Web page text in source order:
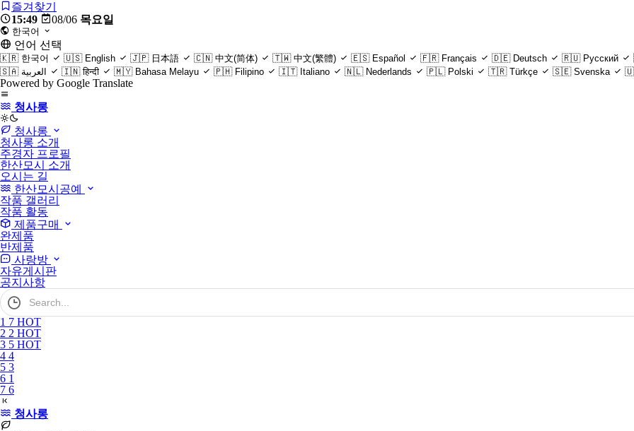
즐겨찾기
15:49
08/06 목요일
한국어
언어 선택
🇰🇷 한국어 🇺🇸 English 🇯🇵 日本語 🇨🇳 中文(简体) 🇹🇼 中文(繁體) 🇪🇸 Español 🇫🇷 Français 🇩🇪 Deutsch 🇷🇺 Русский
🇸🇦 العربية 🇮🇳 हिन्दी 🇲🇾 Bahasa Melayu 🇵🇭 Filipino 🇮🇹 Italiano 🇳🇱 Nederlands 🇵🇱 Polski 🇹🇷 Türkçe 🇸🇪 Svenska
Powered by Google Translate
청사롱
light청사롱
청사롱 소개
주경자 프로필
한산모시 소개
오시는 길
한산모시공예
작품 갤러리
작품 활동
제품구매
완제품
반제품
사랑방
자유게시판
공지사항
검
색
어
필
수
1 7 HOT
2 2 HOT
3 5 HOT
4 4
5 3
6 1
7 6
청사롱